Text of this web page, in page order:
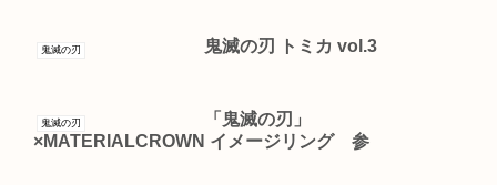
鬼滅の刃 鬼滅の刃 トミカ vol.3
鬼滅の刃
「鬼滅の刃」
×MATERIALCROWN イメージリング 参